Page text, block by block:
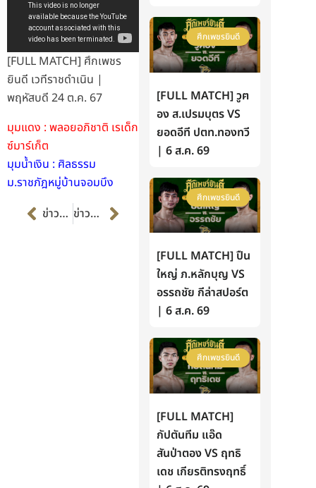
[FULL MATCH] ศึกเพชร
ยินดี เวทีราชดำเนิน |
พฤหัสบดี 24 ต.ค. 67
มุมแดง : พลอยอภิชาติ เรเด็ก
ซ์มาร์เก็ต
มุมน้ำเงิน : ศิลธรรม
ม.ราชภัฎหมู่บ้านจอมบึง
Prevข่าวก่อนหน้า ข่าวต่อไป Next
ศึกเพชรยินดี
[FULL MATCH] วูฅ
อง ส.เปรมบุตร VS
ยอดอีที ปตท.ทองทวี
| 6 ส.ค. 69
ศึกเพชรยินดี
[FULL MATCH] ปืน
ใหญ่ ภ.หลักบุญ VS
อรรถชัย กีล่าสปอร์ต
| 6 ส.ค. 69
ศึกเพชรยินดี
[FULL MATCH]
กัปตันทีม แอ๊ด
สันป่าตอง VS ฤทธิ
เดช เกียรติทรงฤทธิ์